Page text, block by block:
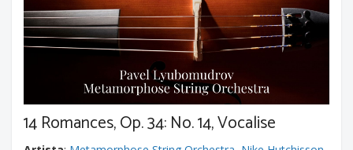
14 Romances, Op. 34: No. 14, Vocalise